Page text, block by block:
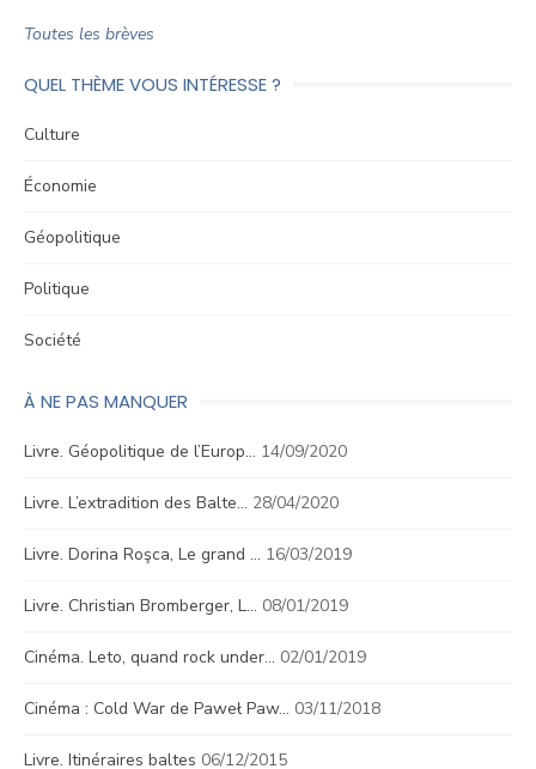
Toutes les brèves
QUEL THÈME VOUS INTÉRESSE ?
Culture
Économie
Géopolitique
Politique
Société
À NE PAS MANQUER
Livre. Géopolitique de l’Europ… 14/09/2020
Livre. L’extradition des Balte… 28/04/2020
Livre. Dorina Roşca, Le grand … 16/03/2019
Livre. Christian Bromberger, L… 08/01/2019
Cinéma. Leto, quand rock under… 02/01/2019
Cinéma : Cold War de Paweł Paw… 03/11/2018
Livre. Itinéraires baltes 06/12/2015